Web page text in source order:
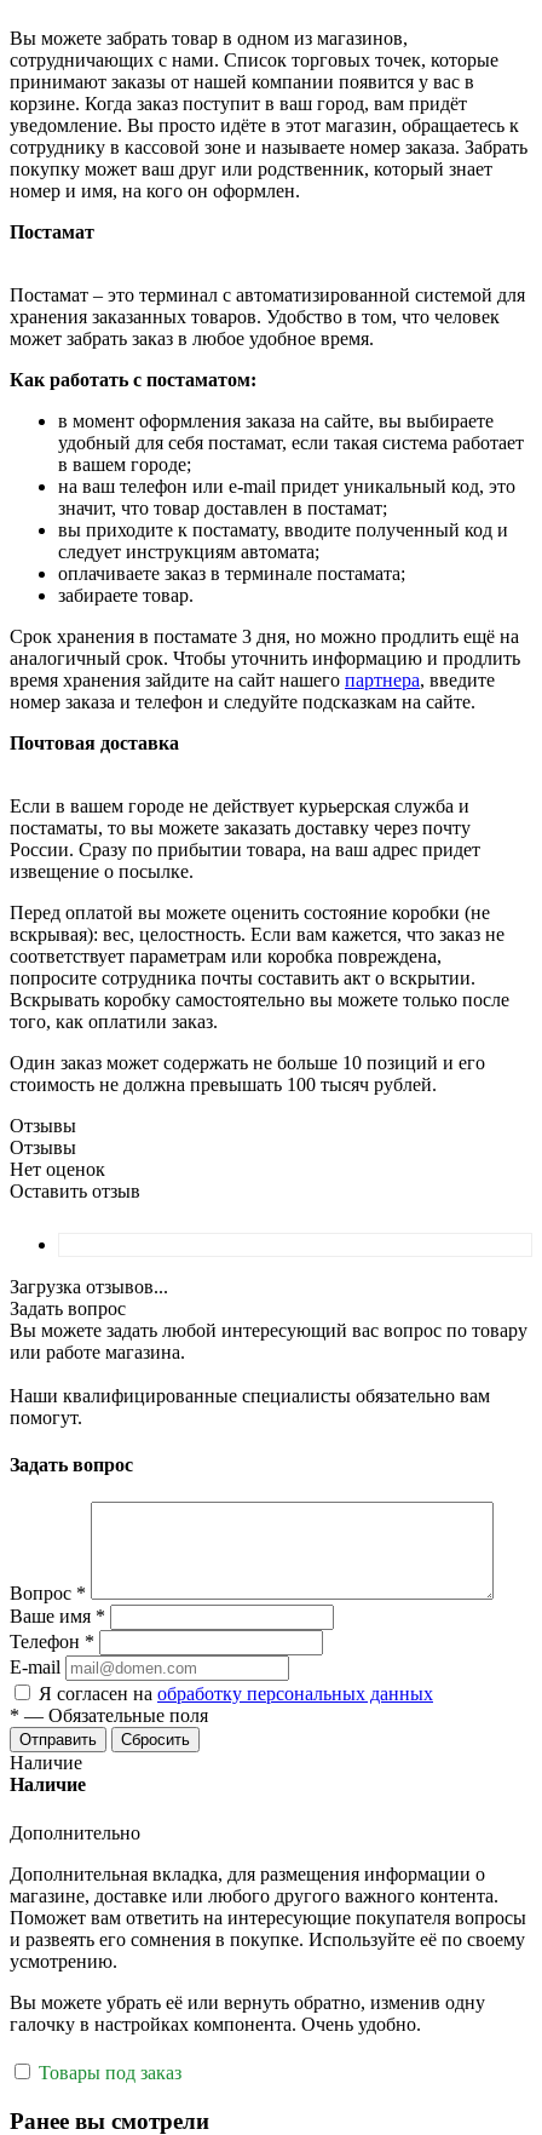
Вы можете забрать товар в одном из магазинов,
сотрудничающих с нами. Список торговых точек, которые
принимают заказы от нашей компании появится у вас в
корзине. Когда заказ поступит в ваш город, вам придёт
уведомление. Вы просто идёте в этот магазин, обращаетесь к
сотруднику в кассовой зоне и называете номер заказа. Забрать
покупку может ваш друг или родственник, который знает
номер и имя, на кого он оформлен.
Постамат
Постамат – это терминал с автоматизированной системой для
хранения заказанных товаров. Удобство в том, что человек
может забрать заказ в любое удобное время.
Как работать с постаматом:
в момент оформления заказа на сайте, вы выбираете
удобный для себя постамат, если такая система работает
в вашем городе;
на ваш телефон или e-mail придет уникальный код, это
значит, что товар доставлен в постамат;
вы приходите к постамату, вводите полученный код и
следует инструкциям автомата;
оплачиваете заказ в терминале постамата;
забираете товар.
Срок хранения в постамате 3 дня, но можно продлить ещё на
аналогичный срок. Чтобы уточнить информацию и продлить
время хранения зайдите на сайт нашего партнера, введите
номер заказа и телефон и следуйте подсказкам на сайте.
Почтовая доставка
Если в вашем городе не действует курьерская служба и
постаматы, то вы можете заказать доставку через почту
России. Сразу по прибытии товара, на ваш адрес придет
извещение о посылке.
Перед оплатой вы можете оценить состояние коробки (не
вскрывая): вес, целостность. Если вам кажется, что заказ не
соответствует параметрам или коробка повреждена,
попросите сотрудника почты составить акт о вскрытии.
Вскрывать коробку самостоятельно вы можете только после
того, как оплатили заказ.
Один заказ может содержать не больше 10 позиций и его
стоимость не должна превышать 100 тысяч рублей.
Отзывы
Отзывы
Нет оценок
Оставить отзыв
Загрузка отзывов...
Задать вопрос
Вы можете задать любой интересующий вас вопрос по товару
или работе магазина.
Наши квалифицированные специалисты обязательно вам
помогут.
Задать вопрос
Вопрос *
Ваше имя *
Телефон *
E-mail
Я согласен на обработку персональных данных
* — Обязательные поля
Отправить Сбросить
Наличие
Наличие
Дополнительно
Дополнительная вкладка, для размещения информации о
магазине, доставке или любого другого важного контента.
Поможет вам ответить на интересующие покупателя вопросы
и развеять его сомнения в покупке. Используйте её по своему
усмотрению.
Вы можете убрать её или вернуть обратно, изменив одну
галочку в настройках компонента. Очень удобно.
Товары под заказ
Ранее вы смотрели